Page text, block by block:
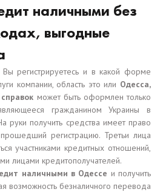
наличными без
выгодные
регистрируетесь и в какой форме
компании, область это или Одесса,
может быть оформлен только
гражданином Украины в
руки получить средства имеет право
прошедший регистрацию. Третьи лица
участниками кредитных отношений,
лицами кредитополучателей.
наличными в Одессе и получить
возможность безналичного перевода